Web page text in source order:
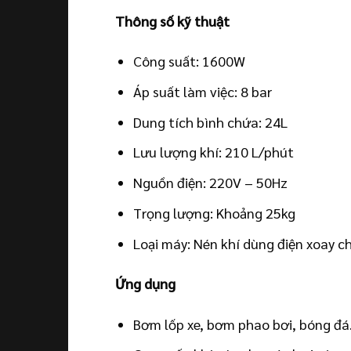
Thông số kỹ thuật
Công suất: 1600W
Áp suất làm việc: 8 bar
Dung tích bình chứa: 24L
Lưu lượng khí: 210 L/phút
Nguồn điện: 220V – 50Hz
Trọng lượng: Khoảng 25kg
Loại máy: Nén khí dùng điện xoay
Ứng dụng
Bơm lốp xe, bơm phao bơi, bóng đá.